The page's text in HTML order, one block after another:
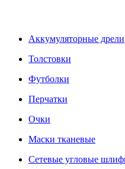
Аккумуляторные дрели
Толстовки
Футболки
Перчатки
Очки
Маски тканевые
Сетевые угловые